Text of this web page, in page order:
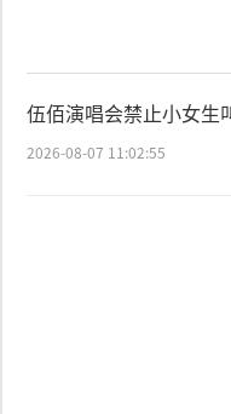
伍佰演唱会禁止小女生
2026-08-07 11:02:55